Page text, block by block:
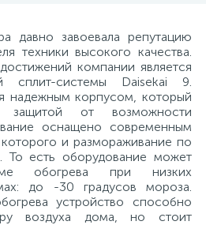
276
286
32
520
329
38
149
450
труб
58
нагрева
238
299
112
давно завоевала репутацию
техники высокого качества.
компании является
сплит-системы Daisekai 9.
надежным корпусом, который
защитой от возможности
оснащено современным
и размораживание по
То есть оборудование может
обогрева при низких
до -30 градусов мороза.
устройство способно
воздуха дома, но стоит